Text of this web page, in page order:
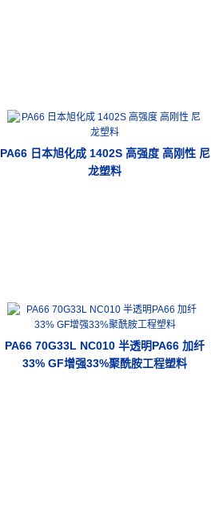
PA66 日本旭化成 1402S 高强度 高刚性 尼
龙塑料
PA66 70G33L NC010 半透明PA66 加纤
33% GF增强33%聚酰胺工程塑料